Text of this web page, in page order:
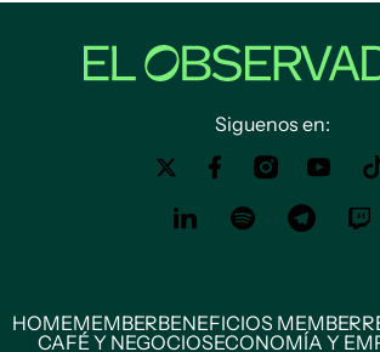
Siguenos en:
HOMEMEMBERBENEFICIOS MEMBER
CAFÉ Y NEGOCIOSECONOMÍA Y